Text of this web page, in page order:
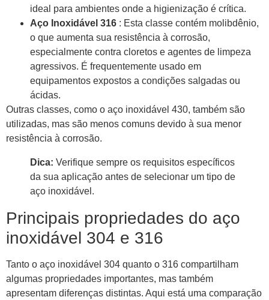
ideal para ambientes onde a higienização é crítica.
Aço Inoxidável 316 : Esta classe contém molibdênio,
o que aumenta sua resistência à corrosão,
especialmente contra cloretos e agentes de limpeza
agressivos. É frequentemente usado em
equipamentos expostos a condições salgadas ou
ácidas.
Outras classes, como o aço inoxidável 430, também são
utilizadas, mas são menos comuns devido à sua menor
resistência à corrosão.
Dica: Verifique sempre os requisitos específicos
da sua aplicação antes de selecionar um tipo de
aço inoxidável.
Principais propriedades do aço
inoxidável 304 e 316
Tanto o aço inoxidável 304 quanto o 316 compartilham
algumas propriedades importantes, mas também
apresentam diferenças distintas. Aqui está uma comparação